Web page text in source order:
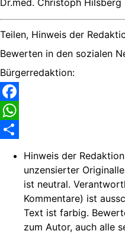
Dr.med. Christoph Hilsberg
Teilen, Hinweis der
Bewerten in den sozialen
Bürgerredaktion:
Facebook
WhatsApp
Hinweis der
unzensierter
ist neutral.
Kommentare) ist
Text ist farbig.
zum Autor, auch alle